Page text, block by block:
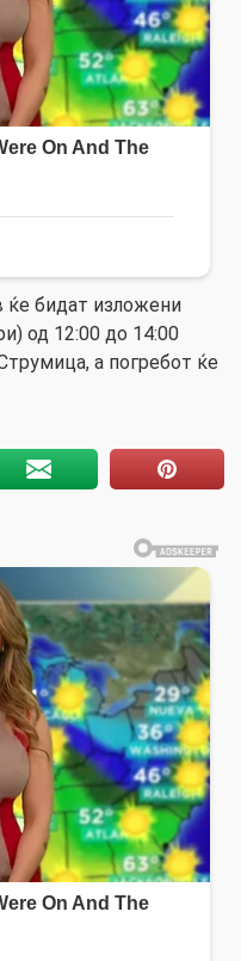
бидат изложени
од 12:00 до 14:00
а погребот ќе